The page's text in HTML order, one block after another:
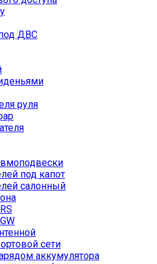
ДВС
руля
под капот
салонный
сети
аккумулятора